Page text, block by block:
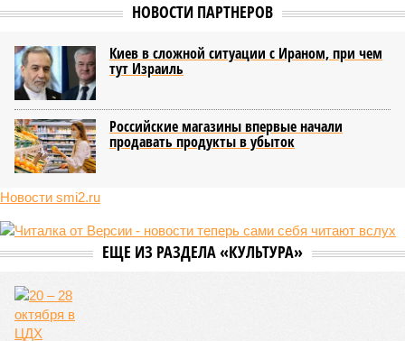
НОВОСТИ ПАРТНЕРОВ
Киев в сложной ситуации с Ираном, при чем
тут Израиль
Российские магазины впервые начали
продавать продукты в убыток
Новости smi2.ru
ЕЩЕ ИЗ РАЗДЕЛА «КУЛЬТУРА»